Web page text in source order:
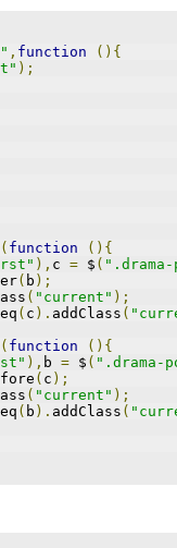
, function
(){
);
( function
(){
), c = $ (
( b );
( "current" );
eq ( c ). addClass (
( function
(){
), b = $ ( ".drama-
( c );
( "current" );
eq ( b ). addClass (